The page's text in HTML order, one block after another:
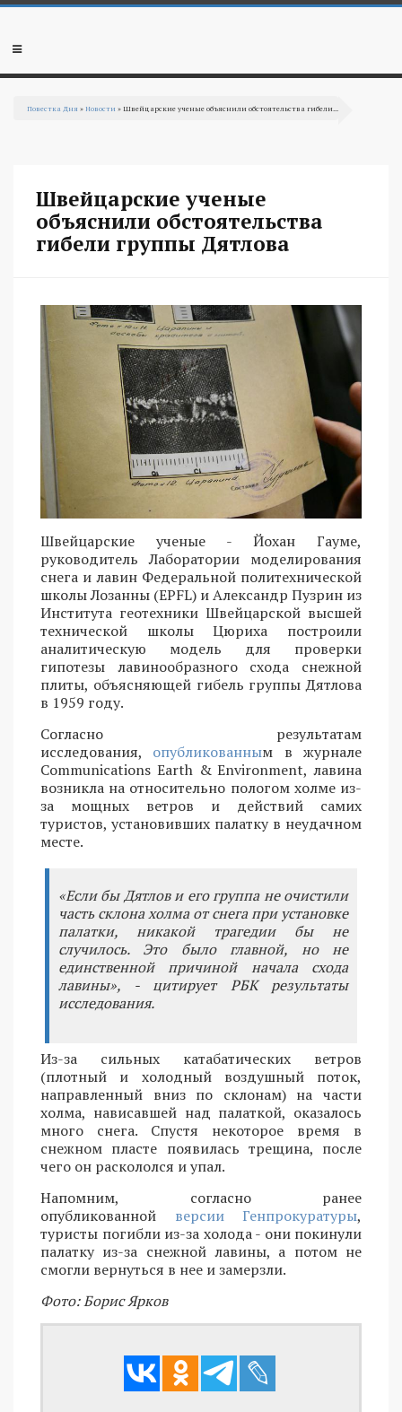
Перейти к основному содержанию
Мобильное
Повестка Дня »Новости » Швейцарские ученые объяснили обстоятельства гибели...
Швейцарские ученые
объяснили обстоятельства
гибели группы Дятлова
Швейцарские ученые - Йохан Гауме,
руководитель Лаборатории моделирования
снега и лавин Федеральной политехнической
школы Лозанны (EPFL) и Александр Пузрин из
Института геотехники Швейцарской высшей
технической школы Цюриха построили
аналитическую модель для проверки
гипотезы лавинообразного схода снежной
плиты, объясняющей гибель группы Дятлова
в 1959 году.
Согласно результатам
исследования, опубликованным в журнале
Communications Earth & Environment, лавина
возникла на относительно пологом холме из-
за мощных ветров и действий самих
туристов, установивших палатку в неудачном
месте.
«Если бы Дятлов и его группа не очистили
часть склона холма от снега при установке
палатки, никакой трагедии бы не
случилось. Это было главной, но не
единственной причиной начала схода
лавины», - цитирует РБК результаты
исследования.
Из-за сильных катабатических ветров
(плотный и холодный воздушный поток,
направленный вниз по склонам) на части
холма, нависавшей над палаткой, оказалось
много снега. Спустя некоторое время в
снежном пласте появилась трещина, после
чего он раскололся и упал.
Напомним, согласно ранее
опубликованной версии Генпрокуратуры,
туристы погибли из-за холода - они покинули
палатку из-за снежной лавины, а потом не
смогли вернуться в нее и замерзли.
Фото: Борис Ярков